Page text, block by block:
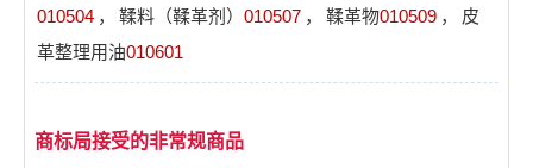
010504 ， 鞣料（鞣革剂） 010507 ， 鞣革物010509 ，
皮
革整理用油010601
商标局接受的非常规商品